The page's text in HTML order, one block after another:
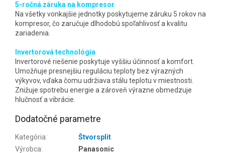
5-ročná záruka na kompresor
Na všetky vonkajšie jednotky poskytujeme záruku 5 rokov na
kompresor, čo zaručuje dlhodobú spoľahlivosť a kvalitu
zariadenia.
Invertorová technológia
Invertorové riešenie poskytuje vyššiu účinnosť a komfort.
Umožňuje presnejšiu reguláciu teploty bez výrazných
výkyvov, vďaka čomu udržiava stálu teplotu v miestnosti.
Znižuje spotrebu energie a zároveň výrazne obmedzuje
hlučnosť a vibrácie.
Dodatočné parametre
Kategória:
Štvorsplit
Výrobca:
Panasonic